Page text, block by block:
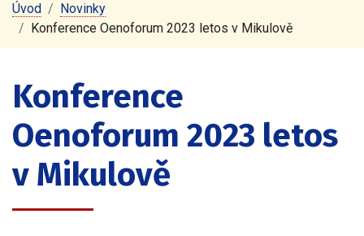
Úvod
Novinky
Konference Oenoforum 2023 letos v Mikulově
Konference
Oenoforum 2023 letos
v Mikulově